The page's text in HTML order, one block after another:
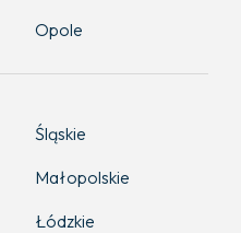
Opole
Śląskie
Małopolskie
Łódzkie